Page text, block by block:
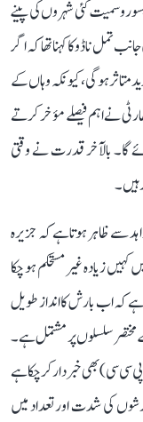
سمیت کئی شہروں کی پینے
تمل ناڈو کا کہنا تھا کہ اگر
متاثر ہوگی، کیونکہ وہاں کے
نے اہم فیصلے مؤخر کرتے
گا۔ بالآخر قدرت نے وقتی
سے ظاہر ہوتا ہے کہ جزیرہ
زیادہ غیر مستحکم ہو چکا
کہ اب بارش کا انداز طویل
سلسلوں پر مشتمل ہے۔
سی سی) بھی خبردار کر چکا ہے
کی شدت اور تعداد میں